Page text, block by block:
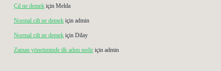
Çıl ne demek için Melda
Normal cilt ne demek için admin
Normal cilt ne demek için Dilay
Zaman yönetiminde ilk adım nedir için admin